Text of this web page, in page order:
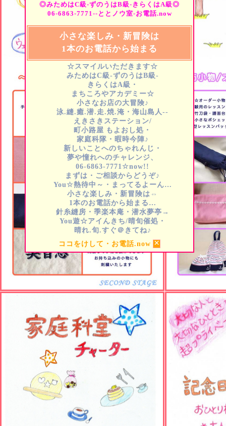
◎みためはC級-ずのうはB級-きらくはA級◎
06-6863-7771--ととノウ室-お電話.now
小さな楽しみ・新冒険は
1本のお電話から始まる
☆スマイルいただきます☆
みためはC級-ずのうはB級-
きらくはA級・
まちころやアカデミー☆
小さなお店の大冒険♪
泳.縫.癒.潜.走.焼.淹・海山島人--
えきさきステーション/
町小路屋 もよおし処・
家庭科隊・暇時今陣♪
新しいことへのちゃれんじ・
夢や憧れへのチャレンジ、
06-6863-7771☆now!!
まずは・ご相談からどうぞ♪
You☆熱待中～・まってるよーん…
小さな楽しみ・新冒険は⇔
1本のお電話から始まる…
針糸縫房・季楽本庵・潜水夢亭→
You遊☆アイんきち/晴旬催処・
晴れ.旬.すぐ＠きてね♪
ココをけして・お電話.now ×